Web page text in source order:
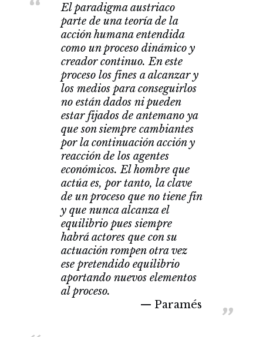
El paradigma austriaco
parte de una teoría de la
acción humana entendida
como un proceso dinámico y
creador continuo. En este
proceso los fines a alcanzar y
los medios para conseguirlos
no están dados ni pueden
estar fijados de antemano ya
que son siempre cambiantes
por la continuación acción y
reacción de los agentes
económicos. El hombre que
actúa es, por tanto, la clave
de un proceso que no tiene fin
y que nunca alcanza el
equilibrio pues siempre
habrá actores que con su
actuación rompen otra vez
ese pretendido equilibrio
aportando nuevos elementos
al proceso.
Paramés